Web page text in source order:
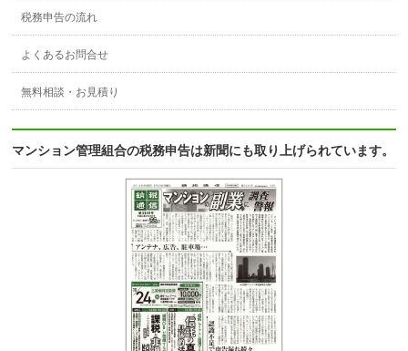
税務申告の流れ
よくあるお問合せ
無料相談・お見積り
マンション管理組合の税務申告は新聞にも取り上げられています。